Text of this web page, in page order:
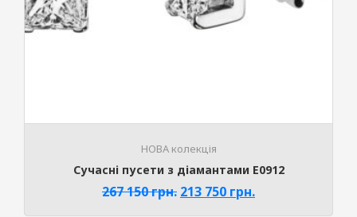
НОВА колекція
Cучасні пусети з діамантами E0912
267 150грн. 213 750 грн.